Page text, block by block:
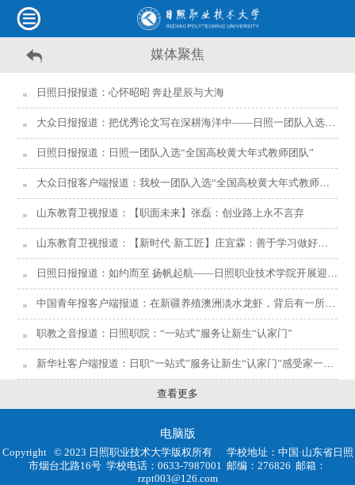
媒体聚焦
日照日报报道：心怀昭昭 奔赴星辰与大海
大众日报报道：把优秀论文写在深耕海洋中——日照一团队入选“全国高校黄大年式教师团队”
日照日报报道：日照一团队入选“全国高校黄大年式教师团队”
大众日报客户端报道：我校一团队入选“全国高校黄大年式教师团队”
山东教育卫视报道：【职面未来】张磊：创业路上永不言弃
山东教育卫视报道：【新时代·新工匠】庄宜霖：善于学习做好规划 带领公司迈向行业标杆
日照日报报道：如约而至 扬帆起航——日照职业技术学院开展迎新活动侧记
中国青年报客户端报道：在新疆养殖澳洲淡水龙虾，背后有一所职业院校的努力
职教之音报道：日照职院：“一站式”服务让新生“认家门”
新华社客户端报道：日职“一站式”服务让新生“认家门”感受家一样的暖
查看更多
电脑版
Copyright © 2023 日照职业技术大学版权所有
学校地址：中国·山东省日照
市烟台北路16号 学校电话：0633-7987001 邮编：276826 邮箱：
rzpt003@126.com